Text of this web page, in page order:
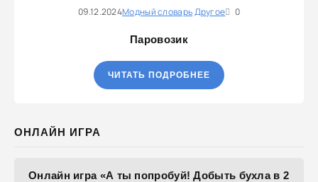
09.12.2024Модный словарьДругое 0
Паровозик
ЧИТАТЬ ПОДРОБНЕЕ
ОНЛАЙН ИГРА
Онлайн игра «А ты попробуй! Добыть бухла в 2